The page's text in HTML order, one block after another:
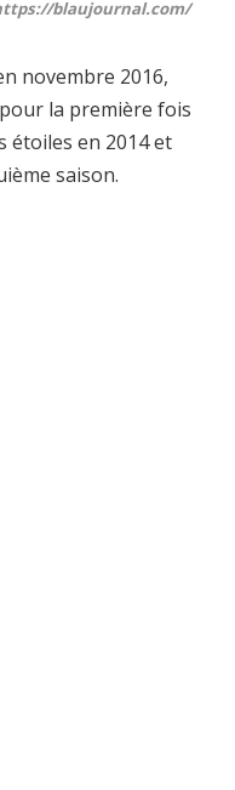
blaujournal.com/
novembre 2016,
la première fois
étoiles en 2014 et
saison.